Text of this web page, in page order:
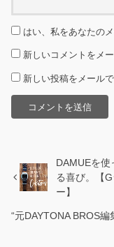
はい、私をあなたのメ
新しいコメントをメ
新しい投稿をメール
DAMUEを
る喜び。【
ー】
“元DAYTONA BROS